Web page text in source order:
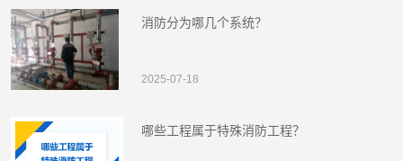
消防分为哪几个系统？
2025-07-18
哪些工程属于特殊消防工程？